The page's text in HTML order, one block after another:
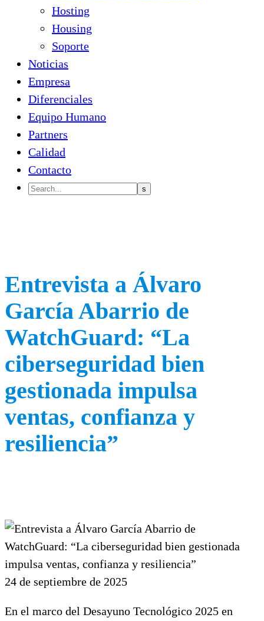
Hosting
Housing
Soporte
Noticias
Empresa
Diferenciales
Equipo Humano
Partners
Calidad
Contacto
Entrevista a Álvaro
García Abarrio de
WatchGuard: “La
ciberseguridad bien
gestionada impulsa
ventas, confianza y
resiliencia”
24 de septiembre de 2025
En el marco del Desayuno Tecnológico 2025 en